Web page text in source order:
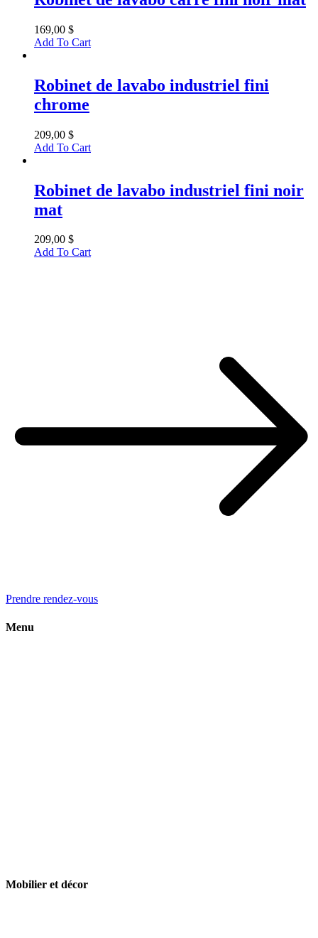
169,00 $
Add To Cart
Robinet de lavabo industriel fini
chrome
209,00 $
Add To Cart
Robinet de lavabo industriel fini noir
mat
209,00 $
Add To Cart
Prendre rendez-vous
Menu
Mobilier et décor